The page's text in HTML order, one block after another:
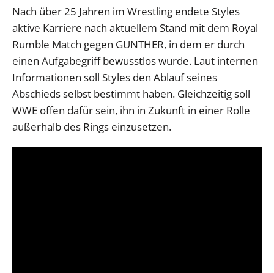
Nach über 25 Jahren im Wrestling endete Styles
aktive Karriere nach aktuellem Stand mit dem Royal
Rumble Match gegen GUNTHER, in dem er durch
einen Aufgabegriff bewusstlos wurde. Laut internen
Informationen soll Styles den Ablauf seines
Abschieds selbst bestimmt haben. Gleichzeitig soll
WWE offen dafür sein, ihn in Zukunft in einer Rolle
außerhalb des Rings einzusetzen.